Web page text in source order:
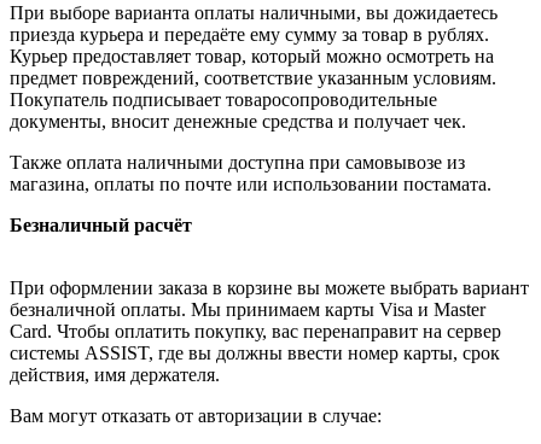
При выборе варианта оплаты наличными, вы дожидаетесь
приезда курьера и передаёте ему сумму за товар в рублях.
Курьер предоставляет товар, который можно осмотреть на
предмет повреждений, соответствие указанным условиям.
Покупатель подписывает товаросопроводительные
документы, вносит денежные средства и получает чек.
Также оплата наличными доступна при самовывозе из
магазина, оплаты по почте или использовании постамата.
Безналичный расчёт
При оформлении заказа в корзине вы можете выбрать вариант
безналичной оплаты. Мы принимаем карты Visa и Master
Card. Чтобы оплатить покупку, вас перенаправит на сервер
системы ASSIST, где вы должны ввести номер карты, срок
действия, имя держателя.
Вам могут отказать от авторизации в случае: